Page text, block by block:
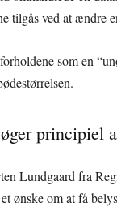
tilgås ved at ændre
som en
principiel
Lundgaard fra
ønske om at få